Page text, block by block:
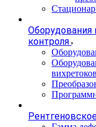
Оборудования
контроля